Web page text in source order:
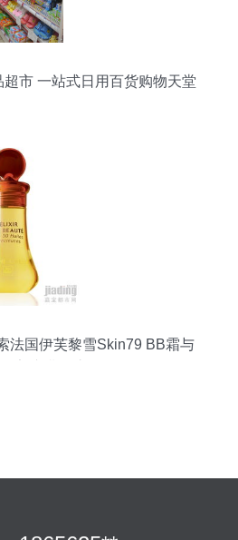
市 一站式日用百货购物天堂
法国伊芙黎雪Skin79 BB霜与